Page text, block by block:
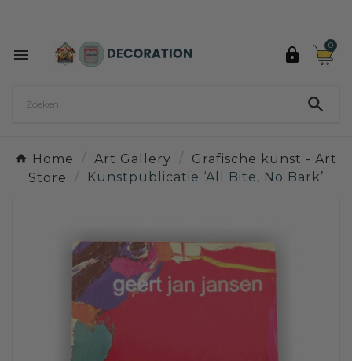
 
0

Home Art Gallery
Grafische kunst - Art
Store
Kunstpublicatie ‘All Bite, No Bark’